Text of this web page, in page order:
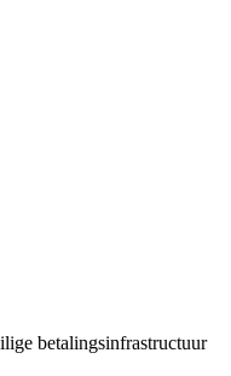
betalingsinfrastructuur